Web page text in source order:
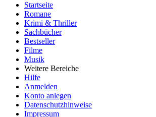
Startseite
Romane
Krimi & Thriller
Sachbücher
Bestseller
Filme
Musik
Weitere Bereiche
Hilfe
Anmelden
Konto anlegen
Datenschutzhinweise
Impressum